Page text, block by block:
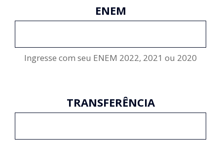
ENEM
Ingresse com seu ENEM 2022, 2021 ou 2020
TRANSFERÊNCIA